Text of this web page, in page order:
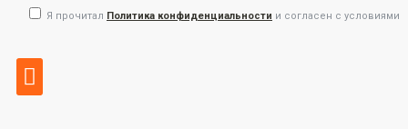
Я прочитал Политика конфиденциальности и согласен с условиями